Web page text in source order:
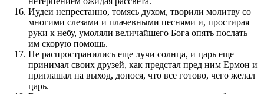
Иудеи непрестанно, томясь духом, творили молитву со
многими слезами и плачевными песнями и, простирая
руки к небу, умоляли величайшего Бога опять послать
им скорую помощь.
Не распространились еще лучи солнца, и царь еще
принимал своих друзей, как предстал пред ним Ермон и
приглашал на выход, донося, что все готово, чего желал
царь.